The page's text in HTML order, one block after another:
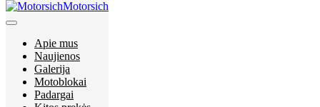
Motorsich
Apie mus
Naujienos
Galerija
Motoblokai
Padargai
Naujienos
Galerija
Motoblokai
Padargai
Kitos prekės